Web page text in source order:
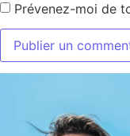
Prévenez-moi de